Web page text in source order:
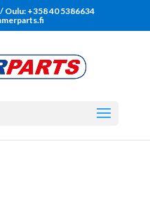
Oulu: +358 40 5386634